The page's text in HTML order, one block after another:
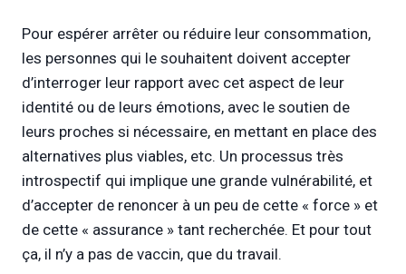
Pour espérer arrêter ou réduire leur consommation,
les personnes qui le souhaitent doivent accepter
d’interroger leur rapport avec cet aspect de leur
identité ou de leurs émotions, avec le soutien de
leurs proches si nécessaire, en mettant en place des
alternatives plus viables, etc. Un processus très
introspectif qui implique une grande vulnérabilité, et
d’accepter de renoncer à un peu de cette « force » et
de cette « assurance » tant recherchée. Et pour tout
ça, il n’y a pas de vaccin, que du travail.